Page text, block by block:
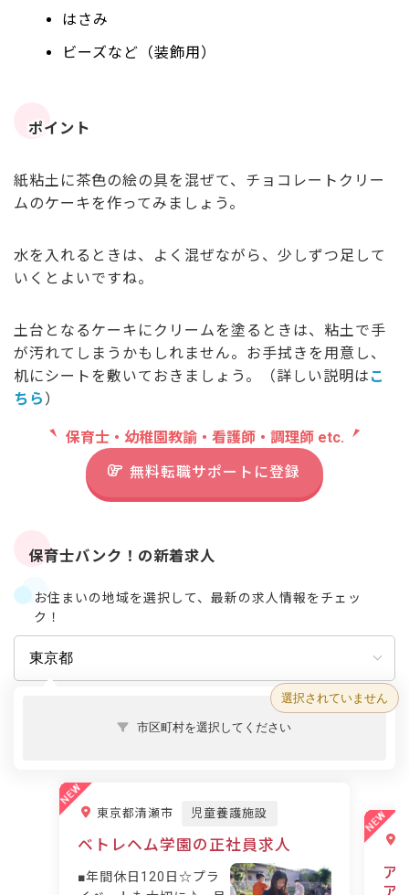
はさみ
ビーズなど（装飾用）
ポイント
紙粘土に茶色の絵の具を混ぜて、チョコレートクリー
ムのケーキを作ってみましょう。
水を入れるときは、よく混ぜながら、少しずつ足して
いくとよいですね。
土台となるケーキにクリームを塗るときは、粘土で手
が汚れてしまうかもしれません。お手拭きを用意し、
机にシートを敷いておきましょう。（詳しい説明は こ
ちら ）
保育士・幼稚園教諭・看護師・調理師 etc.
無料転職サポートに登録
保育士バンク！の新着求人
お住まいの地域を選択して、最新の求人情報をチェッ
ク！
選択されていません
市区町村を選択してください
東京都清瀬市 児童養護施設
ベトレヘム学園の正社員求人
■年間休日120日☆プラ
ア